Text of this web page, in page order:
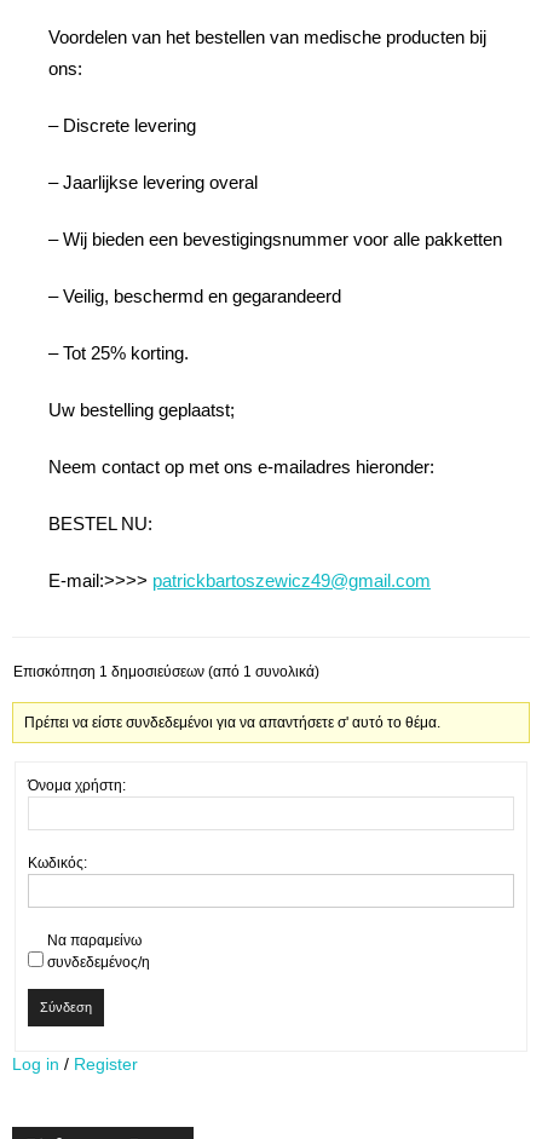
Voordelen van het bestellen van medische producten bij
ons:
– Discrete levering
– Jaarlijkse levering overal
– Wij bieden een bevestigingsnummer voor alle pakketten
– Veilig, beschermd en gegarandeerd
– Tot 25% korting.
Uw bestelling geplaatst;
Neem contact op met ons e-mailadres hieronder:
BESTEL NU:
E-mail:>>>> patrickbartoszewicz49@gmail.com
Επισκόπηση 1 δημοσιεύσεων (από 1 συνολικά)
Πρέπει να είστε συνδεδεμένοι για να απαντήσετε σ' αυτό το θέμα.
Όνομα χρήστη:
Κωδικός:
Να παραμείνω
συνδεδεμένος/η
Σύνδεση
Log in / Register